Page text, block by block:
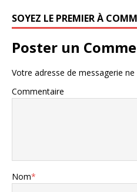
SOYEZ LE PREMIER À
Poster un
Votre adresse de messagerie ne
Commentaire
Nom*